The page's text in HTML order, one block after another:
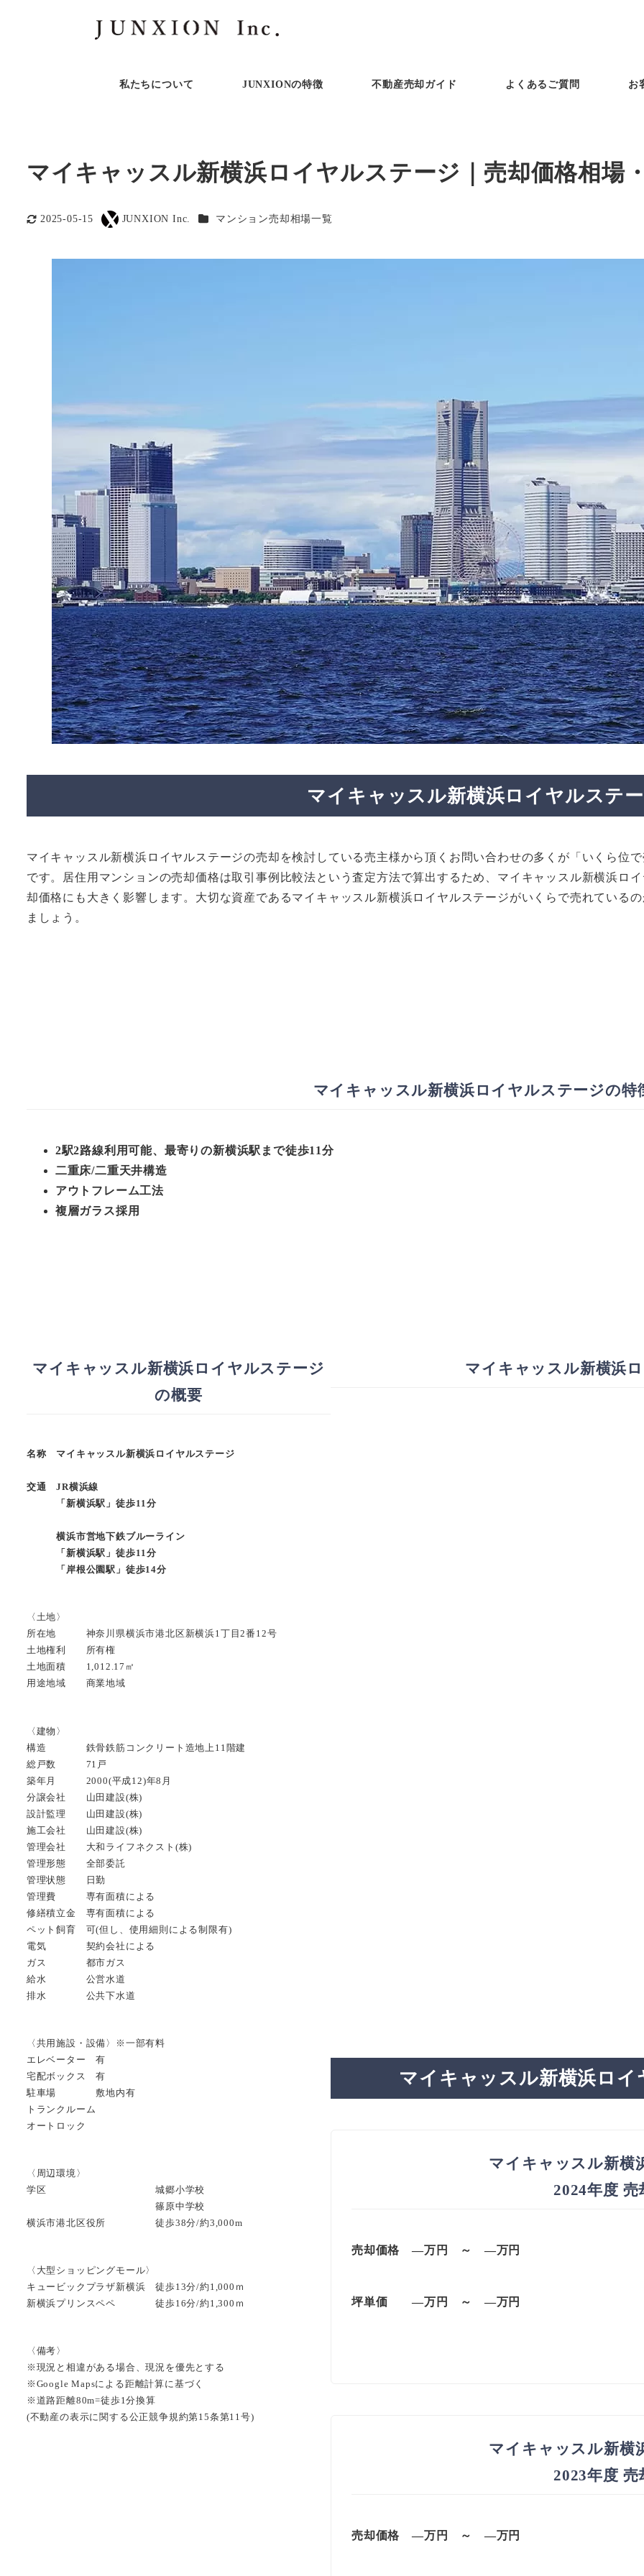
私たちについて JUNXIONの特徴 不動産売却ガイド よくあるご質問 お
マイキャッスル新横浜ロイヤルステージ｜売却価格相場
更新日
2025-05-15
著
JUNXION Inc. カテゴリー
マンション売却相場一覧
マイキャッスル新横浜ロイヤルステ
マイキャッスル新横浜ロイヤルステージの売却を検討している売主様から頂くお問い合わせの多くが「いくら位
です。居住用マンションの売却価格は取引事例比較法という査定方法で算出するため、マイキャッスル新横浜ロ
却価格にも大きく影響します。大切な資産であるマイキャッスル新横浜ロイヤルステージがいくらで売れている
ましょう。
マイキャッスル新横浜ロイヤルステージの特
2駅2路線利用可能、最寄りの新横浜駅まで徒歩11分
二重床/二重天井構造
アウトフレーム工法
複層ガラス採用
マイキャッスル新横浜ロイヤルステージ
の概要
名称 マイキャッスル新横浜ロイヤルステージ
交通 JR横浜線
「新横浜駅」徒歩11分
横浜市営地下鉄ブルーライン
「新横浜駅」徒歩11分
「岸根公園駅」徒歩14分
〈土地〉
所在地 神奈川県横浜市港北区新横浜1丁目2番12号
土地権利 所有権
土地面積 1,012.17㎡
用途地域 商業地域
〈建物〉
構造 鉄骨鉄筋コンクリート造地上11階建
総戸数 71戸
築年月 2000(平成12)年8月
分譲会社 山田建設(株)
設計監理 山田建設(株)
施工会社 山田建設(株)
管理会社 大和ライフネクスト(株)
管理形態 全部委託
管理状態 日勤
管理費 専有面積による
修繕積立金 専有面積による
ペット飼育 可(但し、使用細則による制限有)
電気 契約会社による
ガス 都市ガス
給水 公営水道
排水 公共下水道
〈共用施設・設備〉※一部有料
エレベーター 有
宅配ボックス 有
駐車場 敷地内有
トランクルーム
オートロック
〈周辺環境〉
学区 城郷小学校
篠原中学校
横浜市港北区役所 徒歩38分/約3,000m
〈大型ショッピングモール〉
キュービックプラザ新横浜 徒歩13分/約1,000ｍ
新横浜プリンスペペ 徒歩16分/約1,300ｍ
〈備考〉
※現況と相違がある場合、現況を優先とする
※Google Mapsによる距離計算に基づく
※道路距離80m=徒歩1分換算
(不動産の表示に関する公正競争規約第15条第11号)
マイキャッスル新横浜
マイキャッスル新横浜ロ
マイキャッスル新横
2024年度 売
売却価格 —万円 ～ —万円
坪単価 —万円 ～ —万円
マイキャッスル新横
2023年度 売
売却価格 —万円 ～ —万円